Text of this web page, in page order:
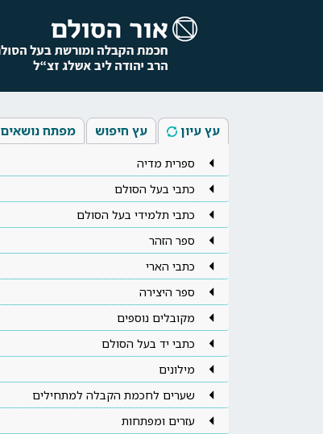
עץ עיון עץ חיפוש מפתח נושאים
ספרית מדיה
כתבי בעל הסולם
כתבי תלמידי בעל הסולם
ספר הזהר
כתבי הארי
ספר היצירה
מקובלים נוספים
כתבי יד בעל הסולם
מילונים
שערים לחכמת הקבלה למתחילים
עזרים ומפתחות